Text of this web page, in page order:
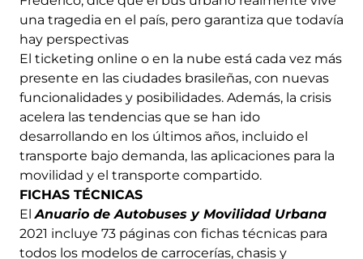
una tragedia en el país, pero garantiza que todavía
hay perspectivas
El ticketing online o en la nube está cada vez más
presente en las ciudades brasileñas, con nuevas
funcionalidades y posibilidades. Además, la crisis
acelera las tendencias que se han ido
desarrollando en los últimos años, incluido el
transporte bajo demanda, las aplicaciones para la
movilidad y el transporte compartido.
FICHAS TÉCNICAS
ElAnuario de Autobuses y Movilidad Urbana
2021 incluye 73 páginas con fichas técnicas para
todos los modelos de carrocerías, chasis y